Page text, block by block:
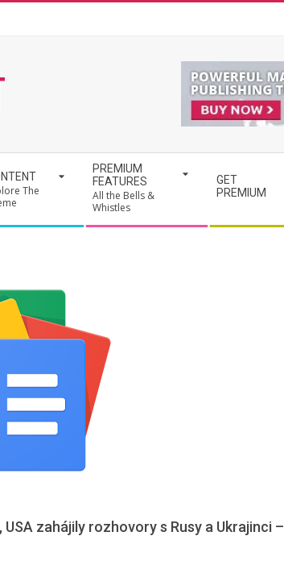
The
PREMIUM
FEATURES
All the Bells &
Whistles
GET
PREMIUM
zahájily rozhovory s Rusy a Ukrajinci –